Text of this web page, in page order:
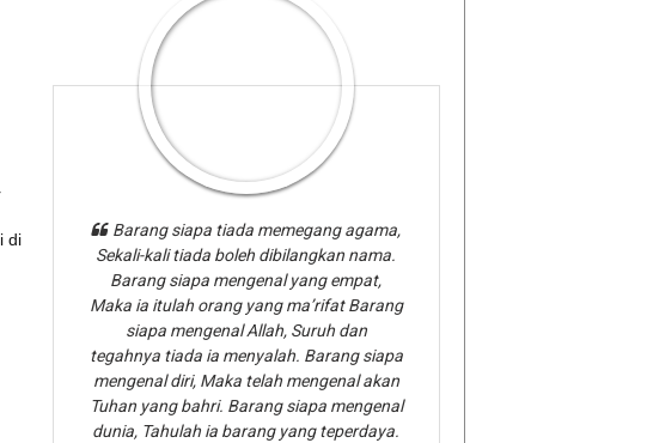
di
Barang siapa tiada memegang agama,
Sekali-kali tiada boleh dibilangkan nama.
Barang siapa mengenal yang empat,
Maka ia itulah orang yang ma’rifat Barang
siapa mengenal Allah, Suruh dan
tegahnya tiada ia menyalah. Barang siapa
mengenal diri, Maka telah mengenal akan
Tuhan yang bahri. Barang siapa mengenal
dunia, Tahulah ia barang yang teperdaya.